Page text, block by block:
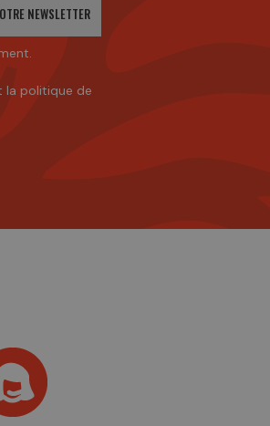
NEWSLETTER
la politique de